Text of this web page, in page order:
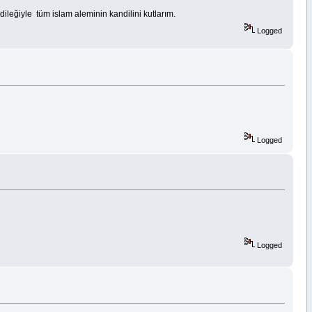
tüm islam aleminin kandilini kutlarım.
Logged
Logged
Logged